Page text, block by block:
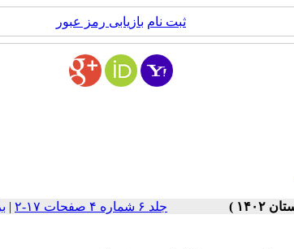
ثبت نام بازیابی رمز عبور
جلد ۶ شماره ۴ صفحات ۱۷-۲ |